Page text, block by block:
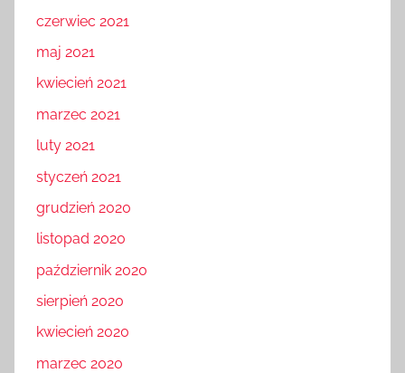
czerwiec 2021
maj 2021
kwiecień 2021
marzec 2021
luty 2021
styczeń 2021
grudzień 2020
listopad 2020
październik 2020
sierpień 2020
kwiecień 2020
marzec 2020